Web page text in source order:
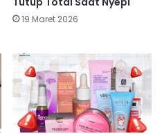
19 Maret 2026